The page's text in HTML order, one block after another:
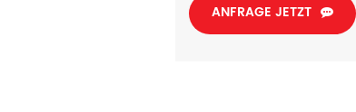
ANFRAGE JETZT